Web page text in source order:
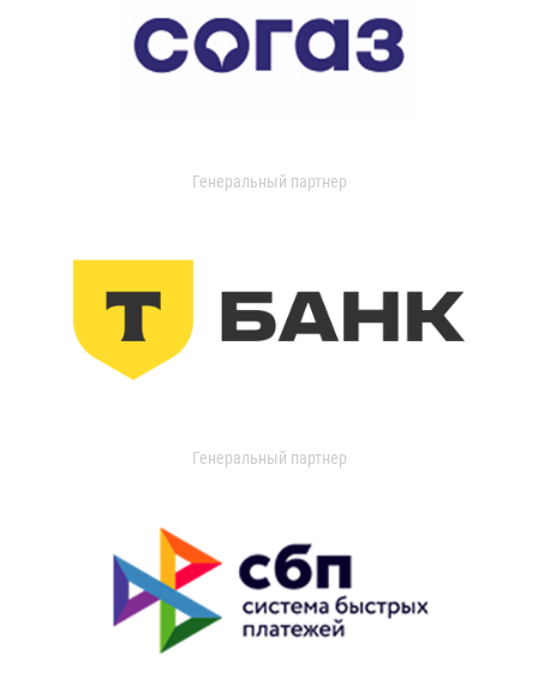
Генеральный партнер
Генеральный партнер